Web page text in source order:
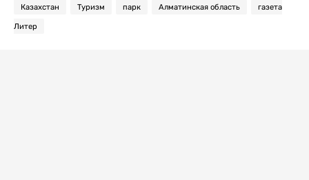
Казахстан Туризм парк Алматинская область газета
Литер